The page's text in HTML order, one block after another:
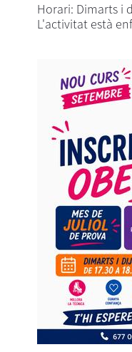
Horari: Dimarts i
L'activitat està